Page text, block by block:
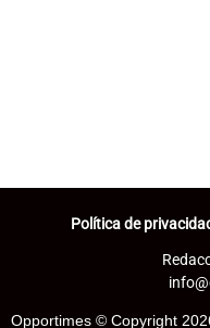
Política de
Opportimes © Copyright